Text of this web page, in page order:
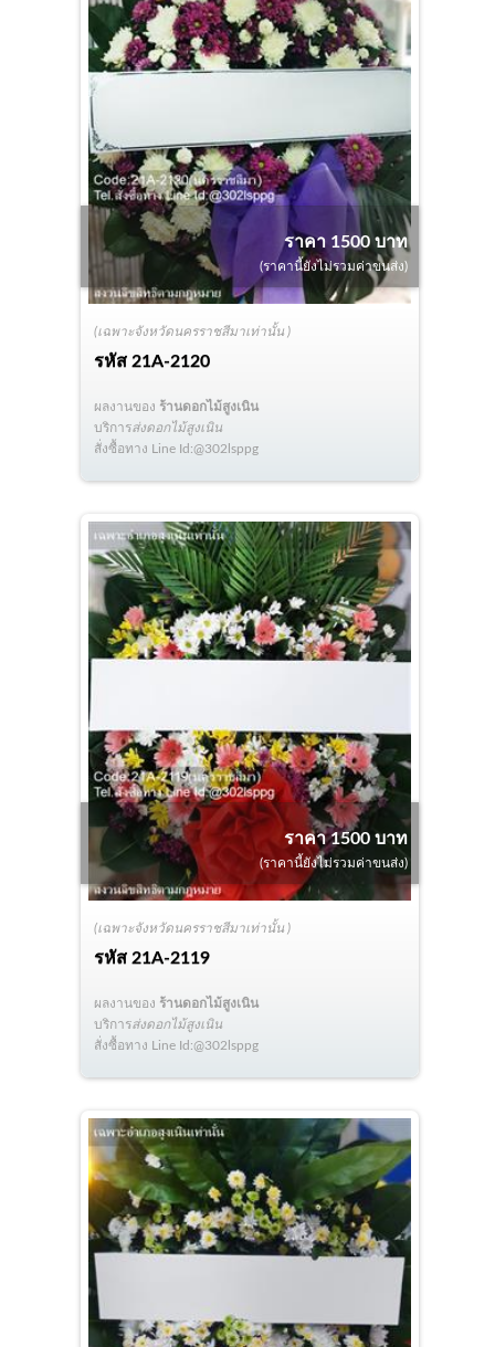
(เฉพาะจังหวัดนครราชสีมาเท่านั้น )
รหัส21A-2120
ราคา 1500 บาท
(ราคานี้ยังไม่รวมค่าขนส่ง)
ผลงานของ ร้านดอกไม้สูงเนิน
บริการส่งดอกไม้สูงเนิน
สั่งซื้อทาง Line Id:@302lsppg
(เฉพาะจังหวัดนครราชสีมาเท่านั้น )
รหัส21A-2119
ราคา 1500 บาท
(ราคานี้ยังไม่รวมค่าขนส่ง)
ผลงานของ ร้านดอกไม้สูงเนิน
บริการส่งดอกไม้สูงเนิน
สั่งซื้อทาง Line Id:@302lsppg